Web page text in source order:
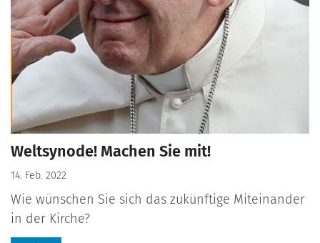
Weltsynode! Machen Sie mit!
14. Feb. 2022
Wie wünschen Sie sich das zukünftige Miteinander
in der Kirche?